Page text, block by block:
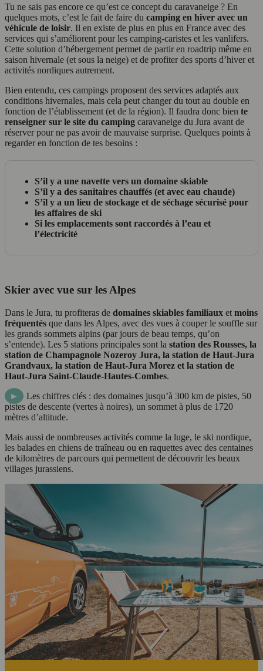
Tu ne sais pas encore ce qu’est ce concept du caravaneige ? En
quelques mots, c’est le fait de faire du camping en hiver avec un
véhicule de loisir. Il en existe de plus en plus en France avec des
services qui s’améliorent pour les camping-caristes et les vanlifers.
Cette solution d’hébergement permet de partir en roadtrip même en
saison hivernale (et sous la neige) et de profiter des sports d’hiver et
activités nordiques autrement.
Bien entendu, ces campings proposent des services adaptés aux
conditions hivernales, mais cela peut changer du tout au double en
fonction de l’établissement (et de la région). Il faudra donc bien te
renseigner sur le site du camping caravaneige du Jura avant de
réserver pour ne pas avoir de mauvaise surprise. Quelques points à
regarder en fonction de tes besoins :
S’il y a une navette vers un domaine skiable
S’il y a des sanitaires chauffés (et avec eau chaude)
S’il y a un lieu de stockage et de séchage sécurisé pour
les affaires de ski
Si les emplacements sont raccordés à l’eau et
l’électricité
Skier avec vue sur les Alpes
Dans le Jura, tu profiteras de domaines skiables familiaux et moins
fréquentés que dans les Alpes, avec des vues à couper le souffle sur
les grands sommets alpins (par jours de beau temps, qu’on
s’entende). Les 5 stations principales sont la station des Rousses, la
station de Champagnole Nozeroy Jura, la station de Haut-Jura
Grandvaux, la station de Haut-Jura Morez et la station de
Haut-Jura Saint-Claude-Hautes-Combes.
►
Les chiffres clés : des domaines jusqu’à 300 km de pistes, 50
pistes de descente (vertes à noires), un sommet à plus de 1720
mètres d’altitude.
Mais aussi de nombreuses activités comme la luge, le ski nordique,
les balades en chiens de traîneau ou en raquettes avec des centaines
de kilomètres de parcours qui permettent de découvrir les beaux
villages jurassiens.